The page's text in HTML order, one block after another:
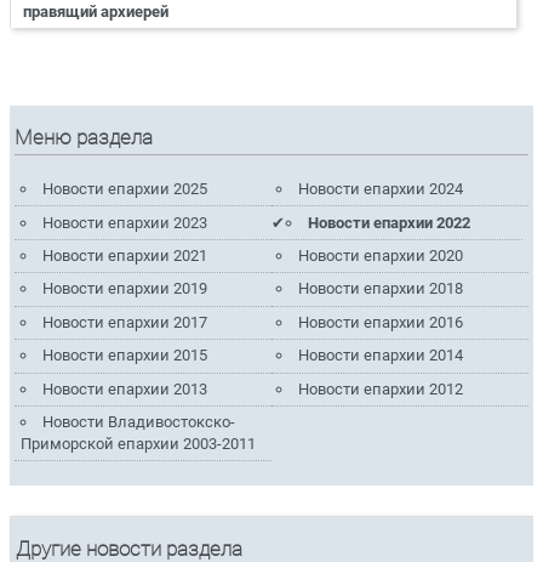
правящий архиерей
Меню раздела
Новости епархии 2025
Новости епархии 2024
Новости епархии 2023
Новости епархии 2022
Новости епархии 2021
Новости епархии 2020
Новости епархии 2019
Новости епархии 2018
Новости епархии 2017
Новости епархии 2016
Новости епархии 2015
Новости епархии 2014
Новости епархии 2013
Новости епархии 2012
Новости Владивостокско-
Приморской епархии 2003-2011
Другие новости раздела